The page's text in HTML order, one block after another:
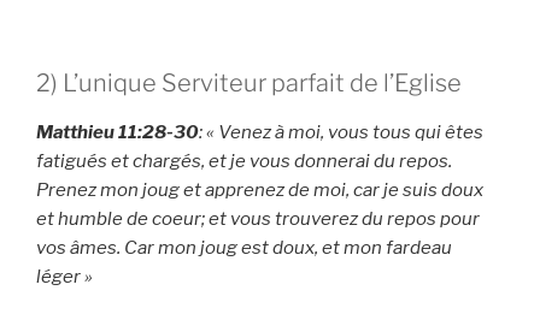
2) L’unique Serviteur parfait de l’Eglise
Matthieu 11:28-30: « Venez à moi, vous tous qui êtes
fatigués et chargés, et je vous donnerai du repos.
Prenez mon joug et apprenez de moi, car je suis doux
et humble de coeur; et vous trouverez du repos pour
vos âmes. Car mon joug est doux, et mon fardeau
léger »